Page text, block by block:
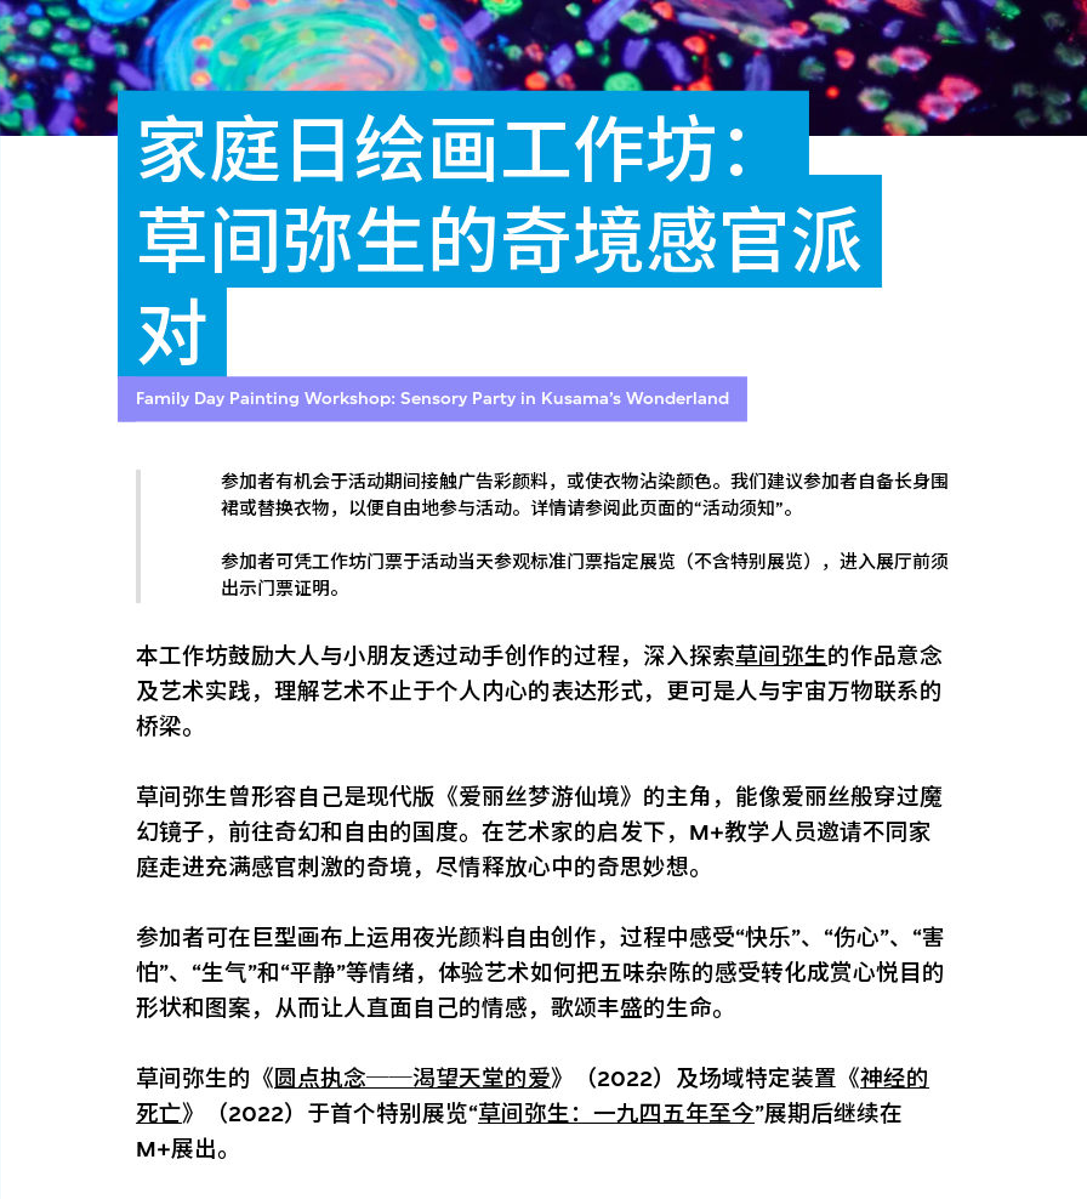
家庭日绘画工作坊：
草间弥生的奇境感官派
对
Family Day Painting Workshop: Sensory Party in Kusama’s Wonderland
参加者有机会于活动期间接触广告彩颜料，或使衣物沾染颜色。我们建议参加者自备长身围
裙或替换衣物，以便自由地参与活动。详情请参阅此页面的“活动须知”。
参加者可凭工作坊门票于活动当天参观标准门票指定展览（不含特别展览），进入展厅前须
出示门票证明。
本工作坊鼓励大人与小朋友透过动手创作的过程，深入探索草间弥生的作品意念
及艺术实践，理解艺术不止于个人内心的表达形式，更可是人与宇宙万物联系的
桥梁。
草间弥生曾形容自己是现代版《爱丽丝梦游仙境》的主角，能像爱丽丝般穿过魔
幻镜子，前往奇幻和自由的国度。在艺术家的启发下，M+教学人员邀请不同家
庭走进充满感官刺激的奇境，尽情释放心中的奇思妙想。
参加者可在巨型画布上运用夜光颜料自由创作，过程中感受“快乐”、“伤心”、“害
怕”、“生气”和“平静”等情绪，体验艺术如何把五味杂陈的感受转化成赏心悦目的
形状和图案，从而让人直面自己的情感，歌颂丰盛的生命。
草间弥生的《圆点执念──渴望天堂的爱》（2022）及场域特定装置《神经的
死亡》（2022）于首个特别展览“草间弥生：一九四五年至今”展期后继续在
M+展出。